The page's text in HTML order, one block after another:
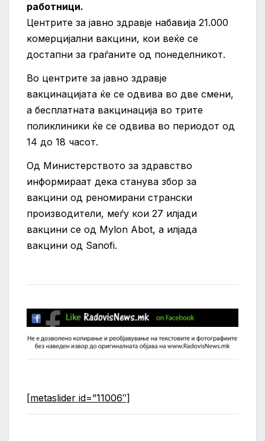
работници.
Центрите за јавно здравје набавија 21.000
комерцијални вакцини, кои веќе се
достапни за граѓаните од понеделникот.
Во центрите за јавно здравје
вакцинацијата ќе се одвива во две смени,
а бесплатната вакцинација во трите
поликлиники ќе се одвива во периодот од
14 до 18 часот.
Од Министерството за здравство
информираат дека станува збор за
вакцини од реномирани странски
производители, меѓу кои 27 илјади
вакцини се од Mylon Abot, а илјада
вакцини од Sanofi.
[metaslider id=”11006″]